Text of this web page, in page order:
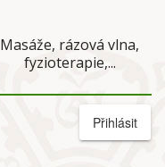
Masáže, rázová vlna,
fyzioterapie,...
Přihlásit